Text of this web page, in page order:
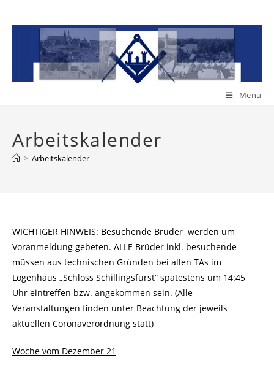
Inhalt
Menü
Arbeitskalender
> Arbeitskalender
WICHTIGER HINWEIS: Besuchende Brüder werden um
Voranmeldung gebeten. ALLE Brüder inkl. besuchende
müssen aus technischen Gründen bei allen TAs im
Logenhaus „Schloss Schillingsfürst“ spätestens um 14:45
Uhr eintreffen bzw. angekommen sein. (Alle
Veranstaltungen finden unter Beachtung der jeweils
aktuellen Coronaverordnung statt)
Woche vom Dezember 21